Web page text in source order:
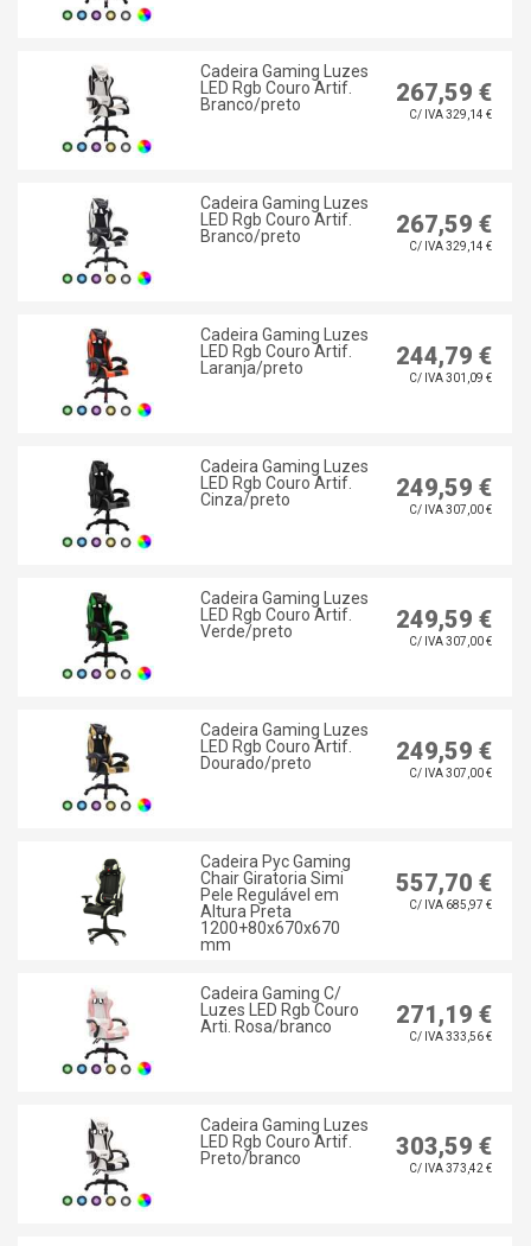
Cadeira Gaming Luzes
LED Rgb Couro Artif.
Branco/preto
267,59 €
C/ IVA 329,14 €
Cadeira Gaming Luzes
LED Rgb Couro Artif.
Branco/preto
267,59 €
C/ IVA 329,14 €
Cadeira Gaming Luzes
LED Rgb Couro Artif.
Laranja/preto
244,79 €
C/ IVA 301,09 €
Cadeira Gaming Luzes
LED Rgb Couro Artif.
Cinza/preto
249,59 €
C/ IVA 307,00 €
Cadeira Gaming Luzes
LED Rgb Couro Artif.
Verde/preto
249,59 €
C/ IVA 307,00 €
Cadeira Gaming Luzes
LED Rgb Couro Artif.
Dourado/preto
249,59 €
C/ IVA 307,00 €
Cadeira Pyc Gaming
Chair Giratoria Simi
Pele Regulável em
Altura Preta
1200+80x670x670
mm
557,70 €
C/ IVA 685,97 €
Cadeira Gaming C/
Luzes LED Rgb Couro
Arti. Rosa/branco
271,19 €
C/ IVA 333,56 €
Cadeira Gaming Luzes
LED Rgb Couro Artif.
Preto/branco
303,59 €
C/ IVA 373,42 €